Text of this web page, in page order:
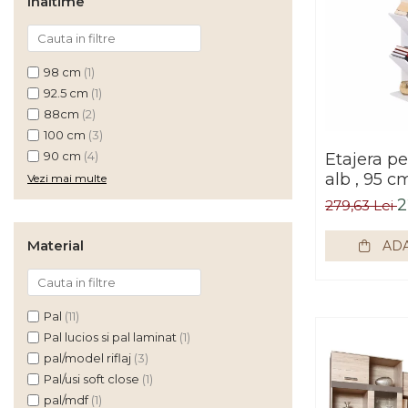
PUFOASE(SHAGGY)FIR
Mobilier Gradina
Banci gradina si terasa
Mese gradina
Scaune de gradina
Seturi de gradina
Sezlonguri de gradina si
Electrocasnice incorporabile
,Chiuvete si baterii
Baterii bucatarie
Chiuvete bucatarie
Cuptoare cu microunde
98 cm (1)
92.5 cm (1)
88cm (2)
100 cm (3)
90 cm (4)
Vezi mai multe
Material
Pal (11)
Pal lucios si pal laminat (1)
pal/model riflaj (3)
Pal/usi soft close (1)
pal/mdf (1)
Etajera
alb , 95
Bortis
279,63 Lei